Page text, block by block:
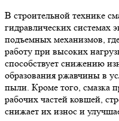
В строительной технике
гидравлических системах
подъемных механизмов,
работу при высоких
способствует снижению
образования ржавчины в
пыли. Кроме того, смазка
рабочих частей ковшей,
снижает их износ и